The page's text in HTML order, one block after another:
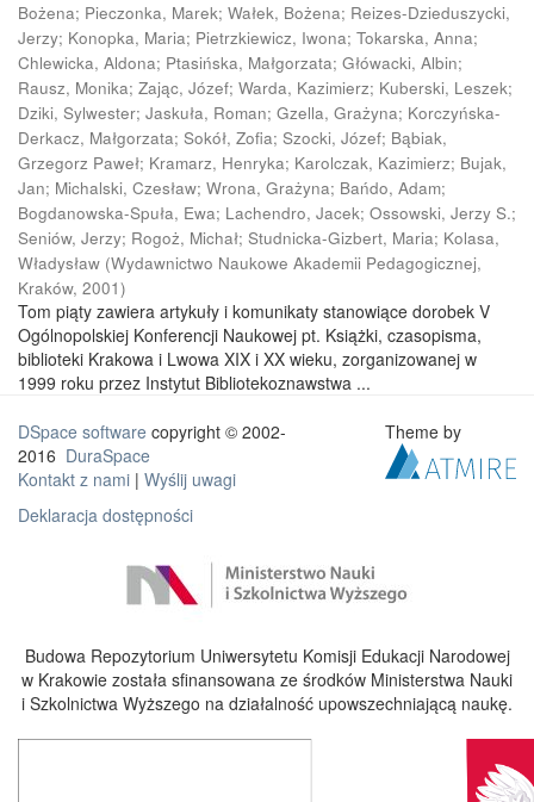
Bożena; Pieczonka, Marek; Wałek, Bożena; Reizes-Dzieduszycki,
Jerzy; Konopka, Maria; Pietrzkiewicz, Iwona; Tokarska, Anna;
Chlewicka, Aldona; Ptasińska, Małgorzata; Główacki, Albin;
Rausz, Monika; Zając, Józef; Warda, Kazimierz; Kuberski, Leszek;
Dziki, Sylwester; Jaskuła, Roman; Gzella, Grażyna; Korczyńska-
Derkacz, Małgorzata; Sokół, Zofia; Szocki, Józef; Bąbiak,
Grzegorz Paweł; Kramarz, Henryka; Karolczak, Kazimierz; Bujak,
Jan; Michalski, Czesław; Wrona, Grażyna; Bańdo, Adam;
Bogdanowska-Spuła, Ewa; Lachendro, Jacek; Ossowski, Jerzy S.;
Seniów, Jerzy; Rogoż, Michał; Studnicka-Gizbert, Maria; Kolasa,
Władysław (Wydawnictwo Naukowe Akademii Pedagogicznej,
Kraków, 2001)
Tom piąty zawiera artykuły i komunikaty stanowiące dorobek V
Ogólnopolskiej Konferencji Naukowej pt. Książki, czasopisma,
biblioteki Krakowa i Lwowa XIX i XX wieku, zorganizowanej w
1999 roku przez Instytut Bibliotekoznawstwa ...
DSpace software copyright © 2002-
2016 DuraSpace
Kontakt z nami | Wyślij uwagi
Deklaracja dostępności
Theme by
Budowa Repozytorium Uniwersytetu Komisji Edukacji Narodowej
w Krakowie została sfinansowana ze środków Ministerstwa Nauki
i Szkolnictwa Wyższego na działalność upowszechniającą naukę.